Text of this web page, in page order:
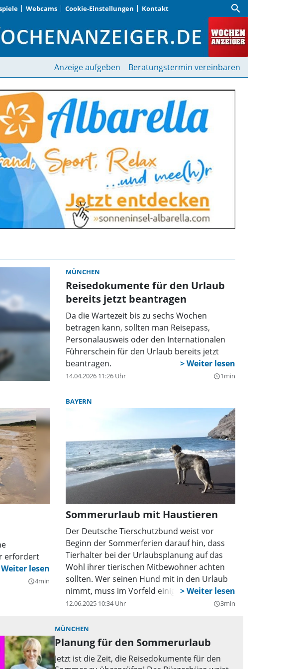
Webcams Cookie-Einstellungen Kontakt search
Anzeige aufgeben Beratungstermin vereinbaren
MÜNCHEN
Reisedokumente für den Urlaub
bereits jetzt beantragen
Da die Wartezeit bis zu sechs Wochen
betragen kann, sollten man Reisepass,
Personalausweis oder den Internationalen
Führerschein für den Urlaub bereits jetzt
beantragen.
14.04.2026 11:26 Uhr query_builder1min
erfordert
query_builder4min
BAYERN
Sommerurlaub mit Haustieren
Der Deutsche Tierschutzbund weist vor
Beginn der Sommerferien darauf hin, dass
Tierhalter bei der Urlaubsplanung auf das
Wohl ihrer tierischen Mitbewohner achten
sollten. Wer seinen Hund mit in den Urlaub
nimmt, muss im Vorfeld einige
Vorkehrungen treffen und eine Unterkunft
Flugreisen, auf die Haustiere nicht
mitgenommen werden sollten, braucht es
eine geeignete Betreuungsmöglichkeit.
Katzen, Ziervögel und kleine Heimtiere
12.06.2025 10:34 Uhr query_builder3min
MÜNCHEN
Planung für den Sommerurlaub
Jetzt ist die Zeit, die Reisedokumente für den